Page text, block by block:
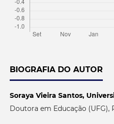
BIOGRAFIA DO AUTOR
Soraya Vieira Santos,
Doutora em Educação (UFG),